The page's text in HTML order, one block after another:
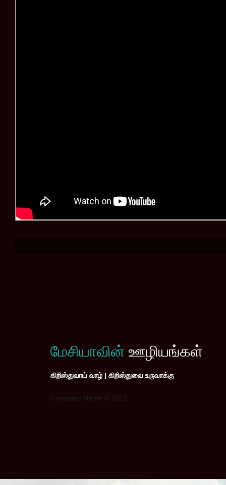
மேசியாவின் ஊழியங்கள்
கிறிஸ்துவாய் வாழ் | கிறிஸ்துவை உருவாக்கு
Company Name © 2015